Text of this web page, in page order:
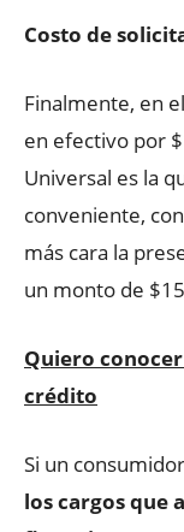
Costo de
Finalmente, en
en efectivo por
Universal es la
conveniente,
más cara la
un monto de
Quiero
crédito
Si un
los cargos que